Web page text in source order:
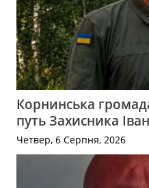
Корнинська
путь Захисника
Четвер, 6 Серпня, 2026